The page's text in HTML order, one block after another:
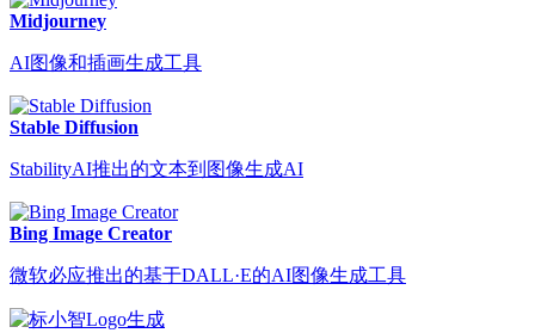
Midjourney
AI图像和插画生成工具
Stable Diffusion
StabilityAI推出的文本到图像生成AI
Bing Image Creator
微软必应推出的基于DALL·E的AI图像生成工具